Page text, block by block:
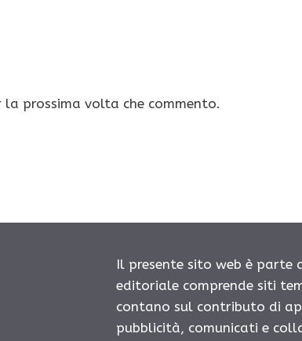
prossima volta che commento.
Il presente sito web è parte
editoriale comprende siti
contano sul contributo di
pubblicità, comunicati e